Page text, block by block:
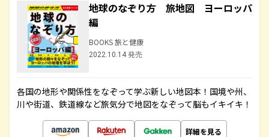
地球のなぞり方 旅地図 ヨーロッパ
編
BOOKS 旅と健康
2022.10.14 発売
各国の地形や関係性をなぞって学ぶ新しい地図本！国境や州、
川や街道、鉄道線など旅気分で地図をなぞって脳もイキイキ！
詳細を見る